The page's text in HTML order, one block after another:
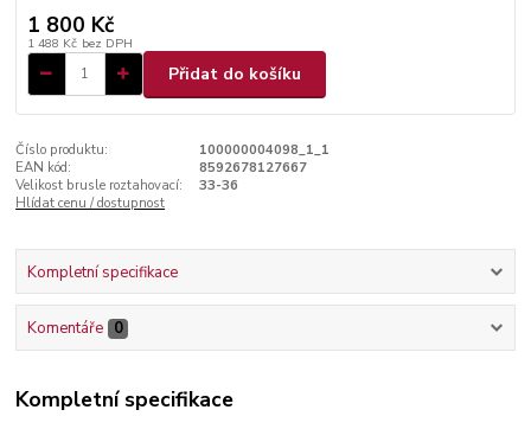
1 800 Kč
1 488 Kč bez DPH
Přidat do košíku
Číslo produktu:
100000004098_1_1
EAN kód:
8592678127667
Velikost brusle roztahovací:
33-36
Hlídat cenu / dostupnost
Kompletní specifikace
Komentáře 0
Kompletní specifikace